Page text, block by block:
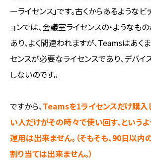
ーライセンス」です。古くからあるような
ョンでは、会議室ライセンスの・ようなも
あり、よく間違われますが、Teamsはあく
センスが必要なライセンスであり、デバイ
しないのです。
ですから、Teamsを1ライセンスだけ購入
い人だけがその時々で使い回す、という
運用は出来ません。（そもそも、90日以内
割り当ては出来ません。）